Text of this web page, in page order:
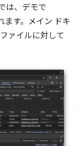
は、デモで
ます。メイン ドキ
ァイルに対して